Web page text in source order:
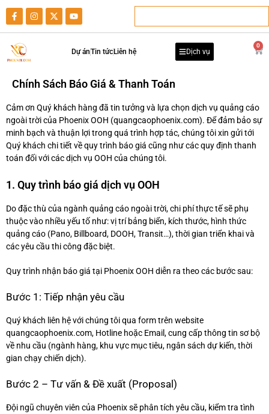
Dự ánTin tức Liên hệ Dịch vụ
0
Chính Sách Báo Giá & Thanh Toán
Cảm ơn Quý khách hàng đã tin tưởng và lựa chọn dịch vụ quảng cáo
ngoài trời của Phoenix OOH (quangcaophoenix.com). Để đảm bảo sự
minh bạch và thuận lợi trong quá trình hợp tác, chúng tôi xin gửi tới
Quý khách chi tiết về quy trình báo giá cũng như các quy định thanh
toán đối với các dịch vụ OOH của chúng tôi.
1. Quy trình báo giá dịch vụ OOH
Do đặc thù của ngành quảng cáo ngoài trời, chi phí thực tế sẽ phụ
thuộc vào nhiều yếu tố như: vị trí bảng biển, kích thước, hình thức
quảng cáo (Pano, Billboard, DOOH, Transit…), thời gian triển khai và
các yêu cầu thi công đặc biệt.
Quy trình nhận báo giá tại Phoenix OOH diễn ra theo các bước sau:
Bước 1: Tiếp nhận yêu cầu
Quý khách liên hệ với chúng tôi qua form trên website
quangcaophoenix.com, Hotline hoặc Email, cung cấp thông tin sơ bộ
về nhu cầu (ngành hàng, khu vực mục tiêu, ngân sách dự kiến, thời
gian chạy chiến dịch).
Bước 2 – Tư vấn & Đề xuất (Proposal)
Đội ngũ chuyên viên của Phoenix sẽ phân tích yêu cầu, kiểm tra tình